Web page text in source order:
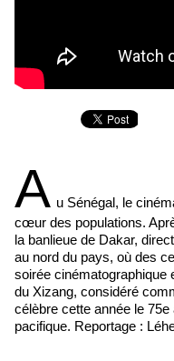
A u Sénégal, le
cœur des populations.
la banlieue de Dakar,
au nord du pays, où des
soirée cinématographique
du Xizang, considéré
célèbre cette année le
pacifique. Reportage :